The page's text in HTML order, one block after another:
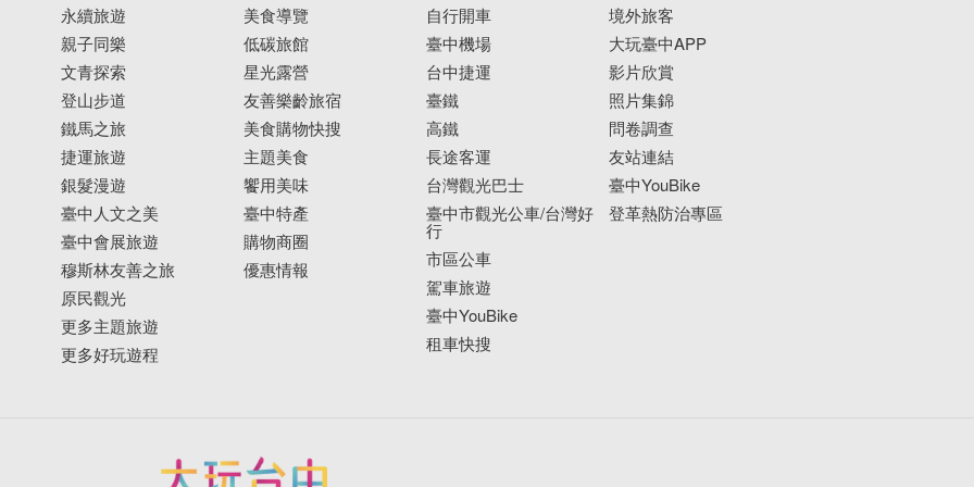
永續旅遊
親子同樂
文青探索
登山步道
鐵馬之旅
捷運旅遊
銀髮漫遊
臺中人文之美
臺中會展旅遊
穆斯林友善之旅
原民觀光
更多主題旅遊
更多好玩遊程
美食導覽
低碳旅館
星光露營
友善樂齡旅宿
美食購物快搜
主題美食
饗用美味
臺中特產
購物商圈
優惠情報
自行開車
臺中機場
台中捷運
臺鐵
高鐵
長途客運
台灣觀光巴士
臺中市觀光公車/台灣好
行
市區公車
駕車旅遊
臺中YouBike
租車快搜
境外旅客
大玩臺中APP
影片欣賞
照片集錦
問卷調查
友站連結
臺中YouBike
登革熱防治專區